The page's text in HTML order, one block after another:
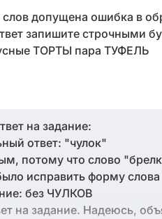
допущена ошибка в
запишите строчными
ТОРТЫ пара ТУФЕЛЬ
на задание:
ответ: "чулок"
потому что слово
исправить форму
без ЧУЛКОВ
Надеюсь, объяснение